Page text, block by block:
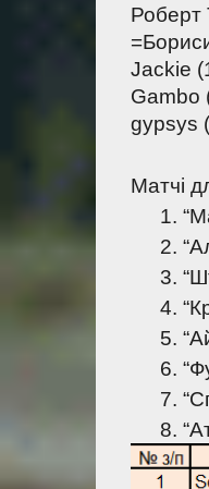
Роберт
Jackie
Gambo
gypsys
Матчі